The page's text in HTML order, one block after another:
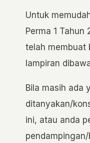
Untuk
Perma 1 Tahun
telah membuat
lampiran
Bila masih ada
ditanyakan/
ini, atau anda